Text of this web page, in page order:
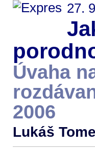
27.
Úvaha
2006
Lukáš